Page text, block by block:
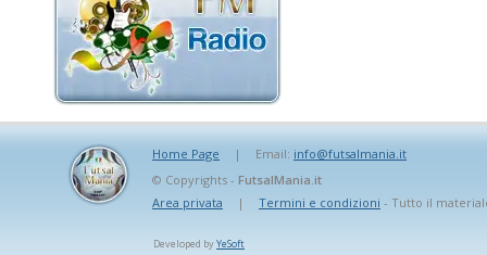
Home Page | Email: info@futsalmania.it
© Copyrights - FutsalMania.it
Area privata
| Termini e condizioni - Tutto il
Developed byYeSoft